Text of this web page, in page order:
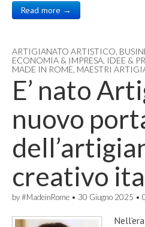
Read more →
ARTIGIANATO ARTISTICO
ECONOMIA & IMPRESA IDEE &
MADE IN ROME MAESTRI
E’ nato
nuovo
creativo
by#MadeinRome • 30 Giugno 2025 •